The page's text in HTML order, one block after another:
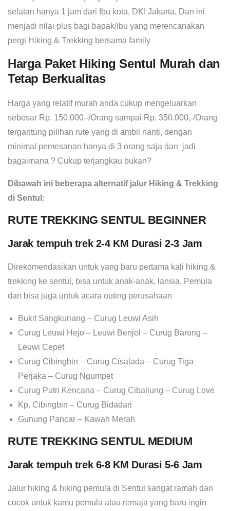
Temukan pemandangan alam sentul bogor yang
menakjubkan. Jarak yang tak jauh dari keluar tol sentul
selatan hanya 1 jam dari Ibu kota, DKI Jakarta, Dan ini
pergi Hiking & Trekking bersama family
Tetap Berkualitas
Harga yang relatif murah anda cukup mengeluarkan
sebesar Rp. 150.000,-/Orang sampai Rp. 350.000,-/Orang
tergantung pilihan rute yang di ambil nanti, dengan
bagaimana ? Cukup terjangkau bukan?
di Sentul:
RUTE TREKKING SENTUL BEGINNER
Jarak tempuh trek 2-4 KM Durasi 2-3 Jam
Direkomendasikan untuk yang baru pertama kali hiking &
dan bisa juga untuk acara outing perusahaan
Bukit Sangkuriang – Curug Leuwi Asih
Curug Leuwi Hejo – Leuwi Benjol – Curug Barong –
Leuwi Cepet
Curug Cibingbin – Curug Cisalada – Curug Tiga
Perjaka – Curug Ngumpet
Curug Putri Kencana – Curug Cibaliung – Curug Love
Gunung Pancar – Kawah Merah
RUTE TREKKING SENTUL MEDIUM
Jarak tempuh trek 6-8 KM Durasi 5-6 Jam